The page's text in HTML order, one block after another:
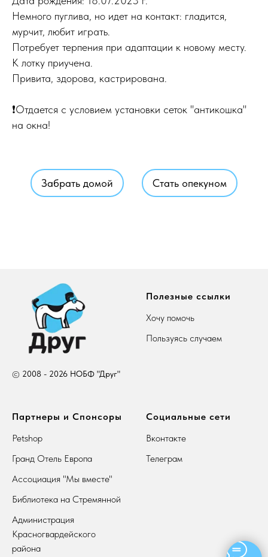
Немного пуглива, но идет на контакт: гладится,
мурчит, любит играть.
Потребует терпения при адаптации к новому месту.
К лотку приучена.
Привита, здорова, кастрирована.
❗Отдается с условием установки сеток "антикошка"
на окна!
Забрать домой Стать опекуном
© 2008 - 2026 НОБФ "Друг"
Полезные ссылки
Хочу помочь
Пользуясь случаем
Партнеры и Спонсоры
Petshop
Гранд Отель Европа
Ассоциация "Мы вместе"
Библиотека на Стремянной
Администрация
Красногвардейского
района
Социальные сети
Вконтакте
Телеграм